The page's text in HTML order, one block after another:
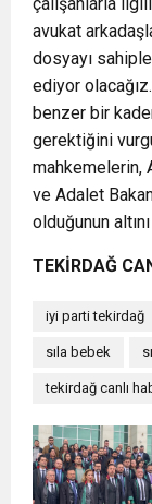
avukat
dosyayı
ediyor
benzer bir
gerektiğini
mahkemelerin,
ve Adalet
olduğunun
TEKİRDAĞ
iyi parti tekirdağ
sıla bebek
tekirdağ canlı